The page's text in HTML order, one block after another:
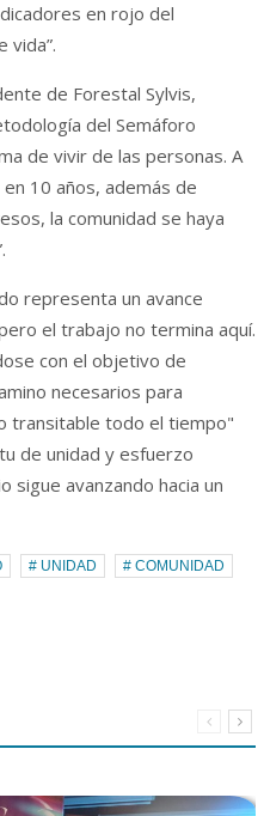
en rojo del
vida”.
de Forestal Sylvis,
del Semáforo
de vivir de las personas. A
10 años, además de
la comunidad se haya
representa un avance
el trabajo no termina aquí.
con el objetivo de
necesarios para
transitable todo el tiempo"
de unidad y esfuerzo
sigue avanzando hacia un
# UNIDAD
# COMUNIDAD